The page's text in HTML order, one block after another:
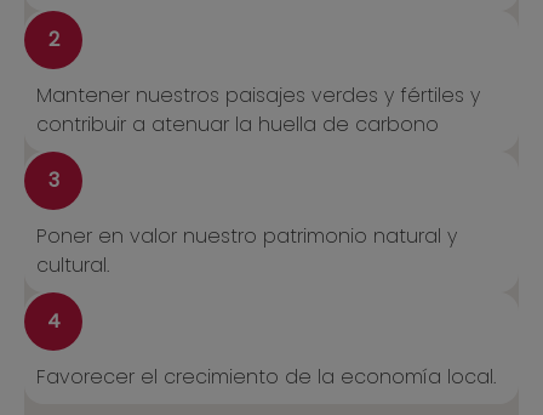
2
Mantener nuestros paisajes verdes y fértiles y
contribuir a atenuar la huella de carbono
3
Poner en valor nuestro patrimonio natural y
cultural.
4
Favorecer el crecimiento de la economía local.